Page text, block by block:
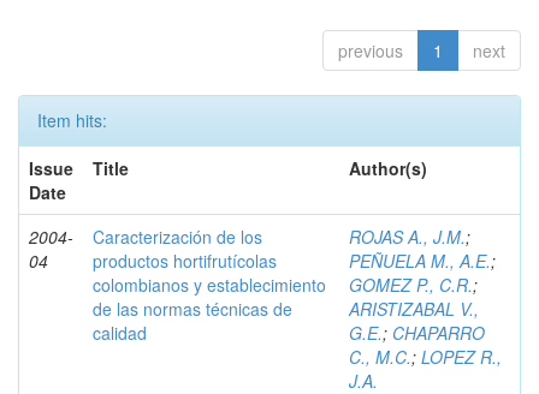
previous 1 next
Item hits:
Issue
Date
Title Author(s)
2004-
04
Caracterización de los
productos hortifrutícolas
colombianos y establecimiento
de las normas técnicas de
calidad
ROJAS A., J.M.;
PEÑUELA M., A.E.;
GOMEZ P., C.R.;
ARISTIZABAL V.,
G.E.; CHAPARRO
C., M.C.; LOPEZ R.,
J.A.